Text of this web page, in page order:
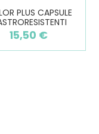
PLUS CAPSULE
15,50 €